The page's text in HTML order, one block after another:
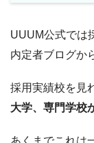
UUUM公式では
内定者ブログか
採用実績校を見
大学、専門学校
あくまでこれは